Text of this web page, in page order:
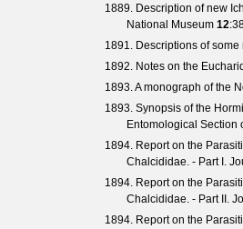
1889. Description of new
National Museum 12
1891. Descriptions of
1892. Notes on the
1893. A monograph of the
1893. Synopsis of the
Entomological Section
1894. Report on the
Chalcididae. - Part I.
1894. Report on the
Chalcididae. - Part II.
1894. Report on the